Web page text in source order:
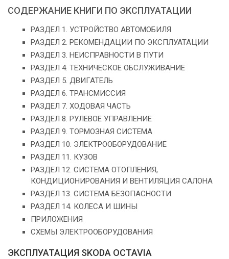
СОДЕРЖАНИЕ КНИГИ ПО ЭКСПЛУАТАЦИИ
РАЗДЕЛ 1. УСТРОЙСТВО АВТОМОБИЛЯ
РАЗДЕЛ 2. РЕКОМЕНДАЦИИ ПО ЭКСПЛУАТАЦИИ
РАЗДЕЛ 3. НЕИСПРАВНОСТИ В ПУТИ
РАЗДЕЛ 4. ТЕХНИЧЕСКОЕ ОБСЛУЖИВАНИЕ
РАЗДЕЛ 5. ДВИГАТЕЛЬ
РАЗДЕЛ 6. ТРАНСМИССИЯ
РАЗДЕЛ 7. ХОДОВАЯ ЧАСТЬ
РАЗДЕЛ 8. РУЛЕВОЕ УПРАВЛЕНИЕ
РАЗДЕЛ 9. ТОРМОЗНАЯ СИСТЕМА
РАЗДЕЛ 10. ЭЛЕКТРООБОРУДОВАНИЕ
РАЗДЕЛ 11. КУЗОВ
РАЗДЕЛ 12. СИСТЕМА ОТОПЛЕНИЯ,
КОНДИЦИОНИРОВАНИЯ И ВЕНТИЛЯЦИЯ САЛОНА
РАЗДЕЛ 13. СИСТЕМА БЕЗОПАСНОСТИ
РАЗДЕЛ 14. КОЛЕСА И ШИНЫ
ПРИЛОЖЕНИЯ
СХЕМЫ ЭЛЕКТРООБОРУДОВАНИЯ
ЭКСПЛУАТАЦИЯ SKODA OCTAVIA